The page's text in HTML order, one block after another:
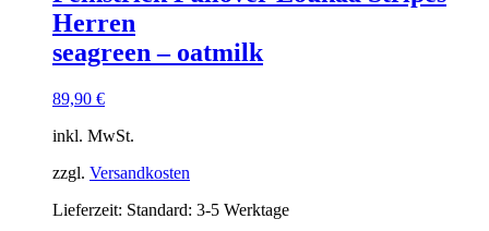
Herren
seagreen – oatmilk
89,90 €
inkl. MwSt.
zzgl. Versandkosten
Lieferzeit: Standard: 3-5 Werktage